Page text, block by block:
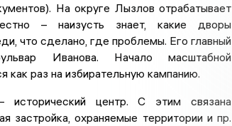
На округе Лызлов отрабатывает
– наизусть знает, какие дворы
что сделано, где проблемы. Его главный
Иванова. Начало масштабной
как раз на избирательную кампанию.
исторический центр. С этим связана
застройка, охраняемые территории и пр.